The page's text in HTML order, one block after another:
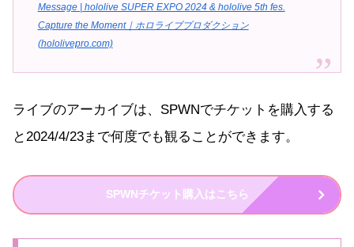
Message | hololive SUPER EXPO 2024 & hololive 5th fes.
Capture the Moment｜ホロライブプロダクション
(hololivepro.com)
ライブのアーカイブは、SPWNでチケットを購入する
と2024/4/23まで何度でも観ることができます。
SPWNチケット購入はこちら